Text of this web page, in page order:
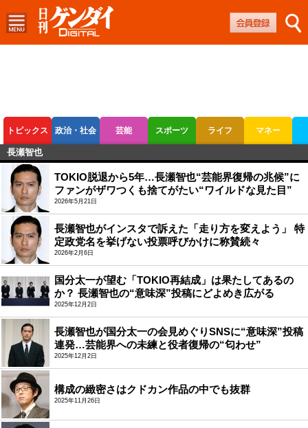
トピックス 政治・社会 芸能 スポーツ ライフ マネー
ボートレース
長瀬智也
TOKIO脱退から5年…長瀬智也“芸能界復帰の兆候”に
ファンがザワつくも捨てがたい“ワイルドな見た目”
2026年5月21日
長瀬智也がインスタで訴えた「走り方を変えよう」 特
定政党名を挙げない投票呼びかけに称賛続々
2026年2月6日
国分太一が望む「TOKIO再結成」は果たしてあるの
か？ 長瀬智也の“意味深”投稿にどよめき広がる
2025年12月2日
長瀬智也が国分太一の会見めぐりSNSに“意味深”投稿
連発…芸能界への未練と役者復帰の“匂わせ”
2025年12月2日
構成の緻密さはクドカン作品の中でも抜群
2025年11月26日